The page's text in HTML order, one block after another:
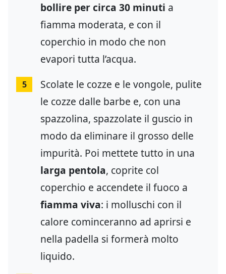
bollire per circa 30 minuti a
fiamma moderata, e con il
coperchio in modo che non
evapori tutta l’acqua.
5
Scolate le cozze e le vongole, pulite
le cozze dalle barbe e, con una
spazzolina, spazzolate il guscio in
modo da eliminare il grosso delle
impurità. Poi mettete tutto in una
larga pentola, coprite col
coperchio e accendete il fuoco a
fiamma viva: i molluschi con il
calore cominceranno ad aprirsi e
nella padella si formerà molto
liquido.